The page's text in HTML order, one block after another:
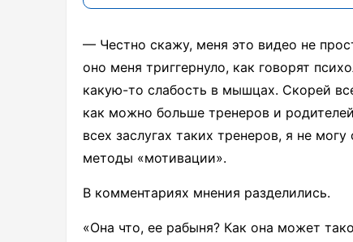
— Честно скажу, меня это видео не
оно меня триггернуло, как говорят
какую-то слабость в мышцах. Скорей
как можно больше тренеров и
всех заслугах таких тренеров, я не
методы «мотивации».
В комментариях мнения разделились.
«Она что, ее рабыня? Как она может